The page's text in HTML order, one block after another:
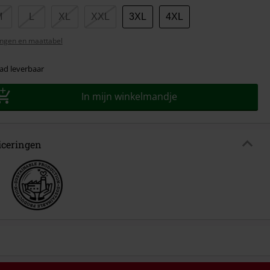
XL XXL 3XL 4XL
en maattabel
leverbaar
In mijn winkelmandje